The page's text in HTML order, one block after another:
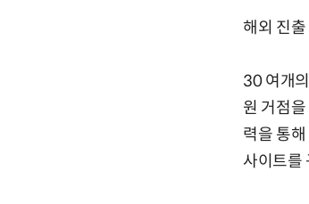
해외 진
30 여개
원 거점
력을 통
사이트를